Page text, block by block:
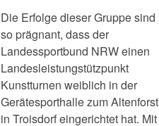
Die Erfolge dieser Gruppe sind
so prägnant, dass der
Landessportbund NRW einen
Landesleistungstützpunkt
Kunstturnen weiblich in der
Gerätesporthalle zum Altenforst
in Troisdorf eingerichtet hat. Mit